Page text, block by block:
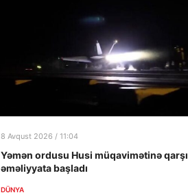
8 Avqust 2026 / 11:04
Yəmən ordusu Husi müqavimətinə qarşı
əməliyyata başladı
DÜNYA